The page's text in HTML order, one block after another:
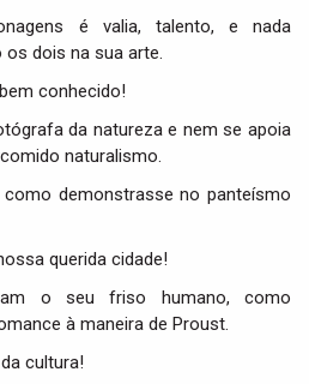
é valia, talento, e nada
dois na sua arte.
conhecido!
da natureza e nem se apoia
naturalismo.
demonstrasse no panteísmo
querida cidade!
o seu friso humano, como
à maneira de Proust.
cultura!